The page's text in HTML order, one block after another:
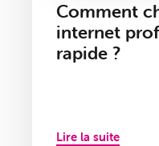
Comment
internet
rapide ?
Lire la suite